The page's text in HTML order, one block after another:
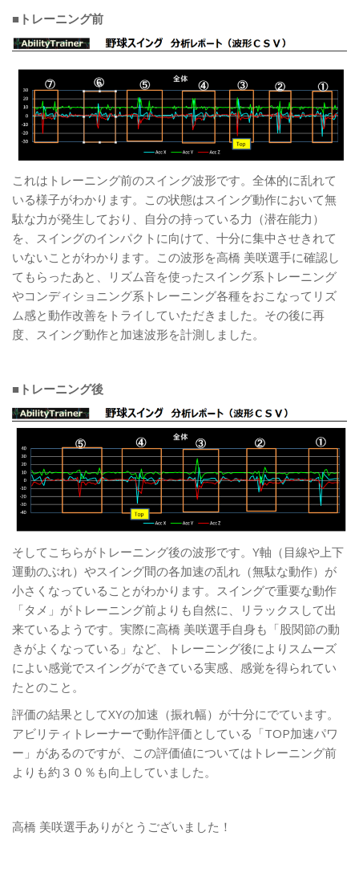
■トレーニング前
これはトレーニング前のスイング波形です。全体的に乱れて
いる様子がわかります。この状態はスイング動作において無
駄な力が発生しており、自分の持っている力（潜在能力）
を、スイングのインパクトに向けて、十分に集中させきれて
いないことがわかります。この波形を高橋 美咲選手に確認し
てもらったあと、リズム音を使ったスイング系トレーニング
やコンディショニング系トレーニング各種をおこなってリズ
ム感と動作改善をトライしていただきました。その後に再
度、スイング動作と加速波形を計測しました。
■トレーニング後
そしてこちらがトレーニング後の波形です。Y軸（目線や上下
運動のぶれ）やスイング間の各加速の乱れ（無駄な動作）が
小さくなっていることがわかります。スイングで重要な動作
「タメ」がトレーニング前よりも自然に、リラックスして出
来ているようです。実際に高橋 美咲選手自身も「股関節の動
きがよくなっている」など、トレーニング後によりスムーズ
によい感覚でスイングができている実感、感覚を得られてい
たとのこと。
評価の結果としてXYの加速（振れ幅）が十分にでています。
アビリティトレーナーで動作評価としている「TOP加速パワ
ー」があるのですが、この評価値についてはトレーニング前
よりも約３０％も向上していました。
高橋 美咲選手ありがとうございました！